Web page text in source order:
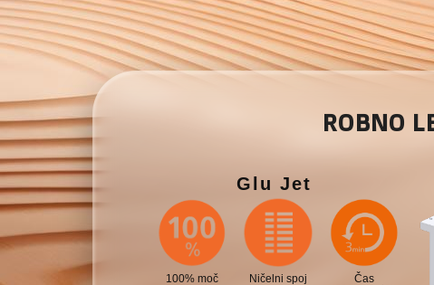
ROBNO
Glu Jet
100% moč
Ničelni spoj
Čas